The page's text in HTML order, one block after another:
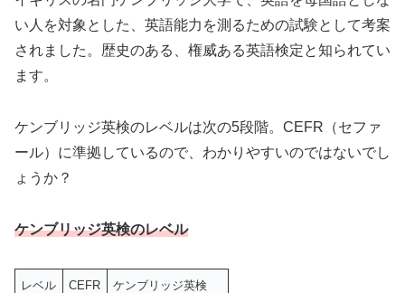
い人を対象とした、英語能力を測るための試験として考案
されました。歴史のある、権威ある英語検定と知られてい
ます。
ケンブリッジ英検のレベルは次の5段階。CEFR（セファ
ール）に準拠しているので、わかりやすいのではないでし
ょうか？
ケンブリッジ英検のレベル
レベル CEFR ケンブリッジ英検